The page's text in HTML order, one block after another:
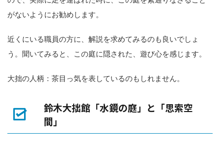
がないようにお勧めします。
近くにいる職員の方に、解説を求めてみるのも良いでしょ
う。聞いてみると、この庭に隠された、遊び心を感じます。
大拙の人柄：茶目っ気を表しているのもしれません。
鈴木大拙館「水鏡の庭」と「思索空
間」